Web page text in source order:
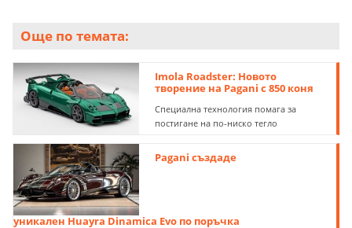
Още по темата:
Imola Roadster: Новото
творение на Pagani с 850 коня
Специална технология помага за
постигане на по-ниско тегло
Pagani създаде
уникален Huayra Dinamica Evo по поръчка